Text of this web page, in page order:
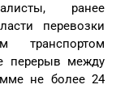
ранее
перевозки
транспортом
перерыв между
не более 24